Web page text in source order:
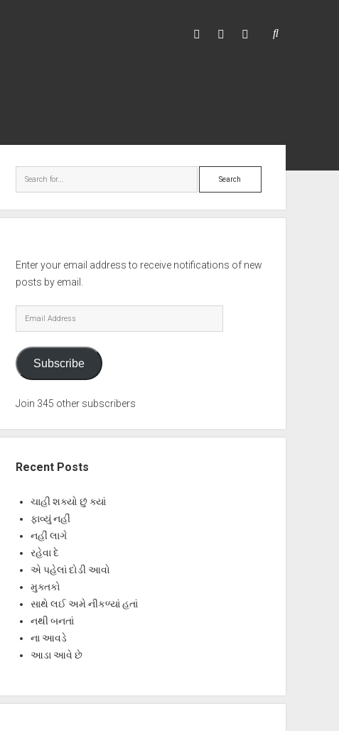
facebook
youtubehello@mitixa.com
Search
Enter your email address to receive notifications of new
posts by email.
Email
Address
Subscribe
Join 345 other subscribers
Recent Posts
ચાહી શક્યો છું ક્યાં
ફાવ્યું નહીં
નહીં લાગે
રહેવા દે
એ પહેલાં દોડી આવો
મુક્તકો
સાથે લઈ અમે નીકળ્યાં હતાં
નથી બનતાં
ના આવડે
આડા આવે છે